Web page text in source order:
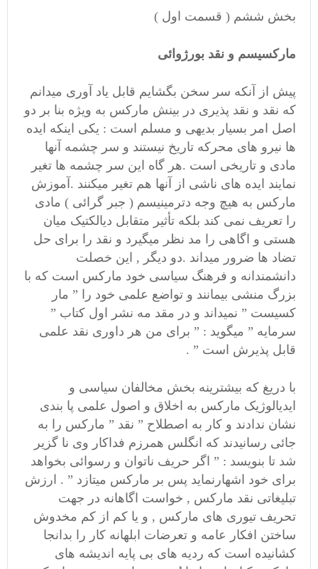
بخش ششم ( قسمت اول )
مارکسیسم و نقد بورژوائی
پیش از آنکه سر سخن بگشایم قابل یاد آوری میدانم
که نقد و نقد پذیری در بینش مارکس به ویژه بنا بر دو
اصل امر بسیار بدیهی و مسلم است : یکی اینکه ایده
ها نیرو های محرکه تاریخ نیستند و سر چشمه آنها
مادی و تاریخی است .هر گاه این سر چشمه ها تغیر
نمایند ایده های ناشی از آنها هم تغیر میکنند .آموزش
مارکس به هیچ وجه دترمینیسم ( جبر گرائی ) مادی
را تعریف نمی کند بلکه تأثیر متقابل دیالکتیک میان
هستی و اگاهی را مد نظر میگیرد و نقد را برای حل
تضاد ها ضرور میداند .دو دیگر , این خصلت
دانشمندانه و فرهنگ سیاسی خود مارکس است که با
بزرگ منشی بیمانند و تواضع علمی خود را ” مار
کسیست ” نمیداند و در مقد مه نشر اول کتاب ”
سرمایه ” میگوید : ” برای من هر داوری نقد علمی
قابل پذیرش است ” .
با دریغ که بیشترینه بخش مخالفان سیاسی و
ایدیالوژیک مارکس به اخلاق و اصول علمی پا بندی
نشان ندادند و کار به اصطلاح ” نقد ” مارکس را به
جائی رسانیدند که انگلس همرزم فداکار وی نا گزیر
شد تا بنویسد : ” اگر حریف ناتوان و رسوائی بخواهد
برای خود اشهارنماید پس بر مارکس میتازد ” . ارزش
تبلیغاتی نقد مارکس , خواست اگاهانه در جهت
تحریف تیوری های مارکس , و یا کم از کم مخدوش
ساختن افکار عامه و تعرضات ابلهانه کار را بدانجا
کشانیده است که ردیه های بی پایه اندیشه های